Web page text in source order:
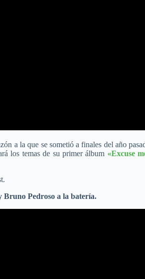
a la que se sometió a finales del año
los temas de su primer álbum «Excuse
Bruno Pedroso a la batería.